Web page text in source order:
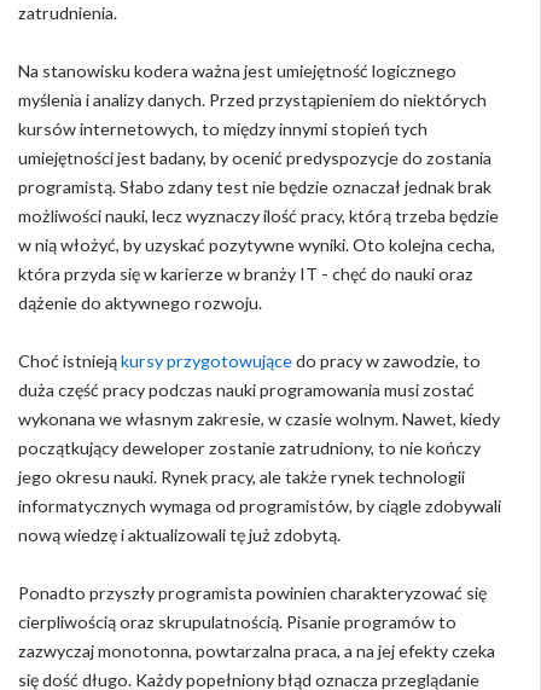
zatrudnienia.
Na stanowisku kodera ważna jest umiejętność logicznego
myślenia i analizy danych. Przed przystąpieniem do niektórych
kursów internetowych, to między innymi stopień tych
umiejętności jest badany, by ocenić predyspozycje do zostania
programistą. Słabo zdany test nie będzie oznaczał jednak brak
możliwości nauki, lecz wyznaczy ilość pracy, którą trzeba będzie
w nią włożyć, by uzyskać pozytywne wyniki. Oto kolejna cecha,
która przyda się w karierze w branży IT - chęć do nauki oraz
dążenie do aktywnego rozwoju.
Choć istniejąkursy przygotowującedo pracy w zawodzie, to
duża część pracy podczas nauki programowania musi zostać
wykonana we własnym zakresie, w czasie wolnym. Nawet, kiedy
początkujący deweloper zostanie zatrudniony, to nie kończy
jego okresu nauki. Rynek pracy, ale także rynek technologii
informatycznych wymaga od programistów, by ciągle zdobywali
nową wiedzę i aktualizowali tę już zdobytą.
Ponadto przyszły programista powinien charakteryzować się
cierpliwością oraz skrupulatnością. Pisanie programów to
zazwyczaj monotonna, powtarzalna praca, a na jej efekty czeka
się dość długo. Każdy popełniony błąd oznacza przeglądanie